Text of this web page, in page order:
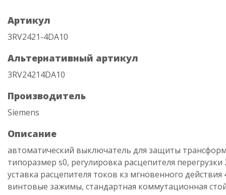
Артикул
3RV2421-4DA10
Альтернативный артикул
3RV24214DA10
Производитель
Siemens
Описание
автоматический выключатель для защиты
типоразмер s0, регулировка расцепителя перегрузки
уставка расцепителя токов кз мгновенного действия
винтовые зажимы, стандартная коммутационная